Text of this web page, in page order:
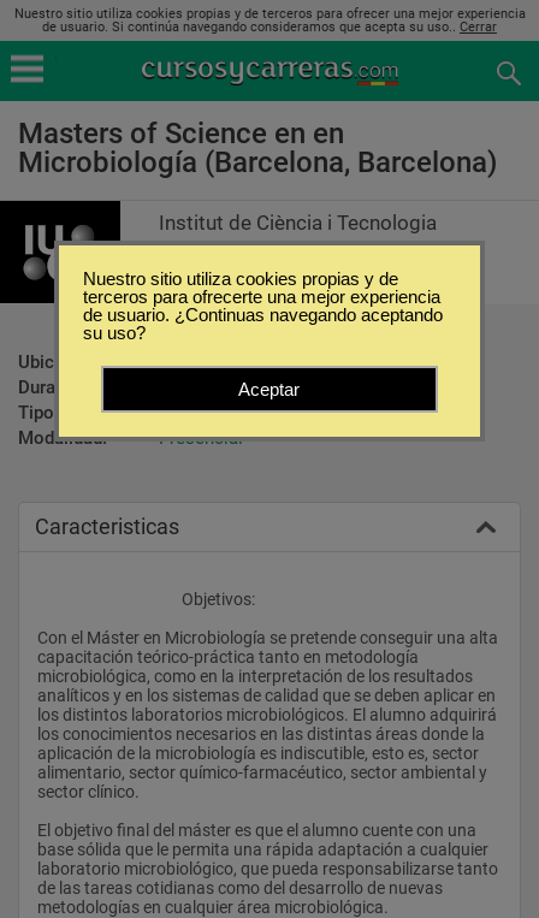
Nuestro sitio utiliza cookies propias y de terceros para ofrecer una mejor experiencia
de usuario. Si continúa navegando consideramos que acepta su uso.. Cerrar
Masters of Science en en
Microbiología (Barcelona, Barcelona)
Institut de Ciència i Tecnologia
Ubicación:
Barcelona - Barcelona
Duración:
600 Horas
Tipo:
Maestrías
Modalidad:
Presencial
Caracteristicas
					Objetivos:
Con el Máster en Microbiología se pretende conseguir una alta
capacitación teórico-práctica tanto en metodología
microbiológica, como en la interpretación de los resultados
analíticos y en los sistemas de calidad que se deben aplicar en
los distintos laboratorios microbiológicos. El alumno adquirirá
los conocimientos necesarios en las distintas áreas donde la
aplicación de la microbiología es indiscutible, esto es, sector
alimentario, sector químico-farmacéutico, sector ambiental y
sector clínico.
El objetivo final del máster es que el alumno cuente con una
base sólida que le permita una rápida adaptación a cualquier
laboratorio microbiológico, que pueda responsabilizarse tanto
de las tareas cotidianas como del desarrollo de nuevas
metodologías en cualquier área microbiológica.
Nuestro sitio utiliza cookies propias y de
terceros para ofrecerte una mejor experiencia
de usuario. ¿Continuas navegando aceptando
su uso?
Aceptar